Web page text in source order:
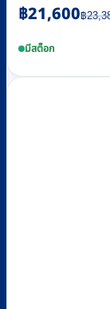
฿
Original
price
was:
฿21,600
Current
price
is:มีสต็อก